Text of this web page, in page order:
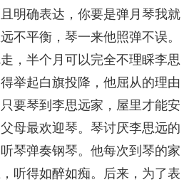
明确表达，你要是弹月琴我就
不平衡，琴一来他照弹不误。
，半个月可以完全不理睬李思
举起白旗投降，他屈从的理由
要琴到李思远家，屋里才能安
母最欢迎琴。琴讨厌李思远的
琴弹奏钢琴。他每次到琴的家
听得如醉如痴。后来，为了表